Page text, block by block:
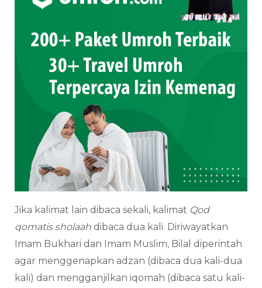
Jika kalimat lain dibaca sekali, kalimat Qod
qomatis sholaah dibaca dua kali. Diriwayatkan
Imam Bukhari dan Imam Muslim, Bilal diperintah
agar menggenapkan adzan (dibaca dua kali-dua
kali) dan mengganjilkan iqomah (dibaca satu kali-